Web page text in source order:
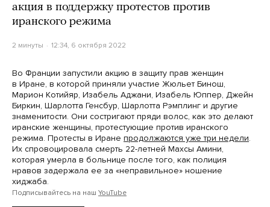
акция в поддержку протестов против
иранского режима
2 минуты 12:34, 6 октября 2022
Во Франции запустили акцию в защиту прав женщин
в Иране, в которой приняли участие Жюльет Бинош,
Марион Котийяр, Изабель Аджани, Изабель Юппер, Джейн
Биркин, Шарлотта Генсбур, Шарлотта Рэмплинг и другие
знаменитости. Они состригают пряди волос, как это делают
иранские женщины, протестующие против иранского
режима. Протесты в Иране продолжаются уже три недели.
Их спровоцировала смерть 22-летней Махсы Амини,
которая умерла в больнице после того, как полиция
нравов задержала ее за «неправильное» ношение
хиджаба.
Подписывайтесь на наш YouTube